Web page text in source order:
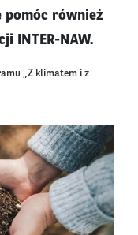
pomóc również
INTER-NAW.
„Z klimatem i z